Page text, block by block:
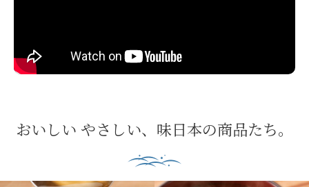
おいしい やさしい、味日本の商品たち。